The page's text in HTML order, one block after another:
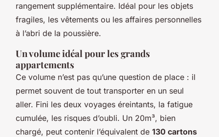
rangement supplémentaire. Idéal pour les objets
fragiles, les vêtements ou les affaires personnelles
à l’abri de la poussière.
Un volume idéal pour les grands
appartements
Ce volume n’est pas qu’une question de place : il
permet souvent de tout transporter en un seul
aller. Fini les deux voyages éreintants, la fatigue
cumulée, les risques d’oubli. Un 20m³, bien
chargé, peut contenir l’équivalent de 130 cartons